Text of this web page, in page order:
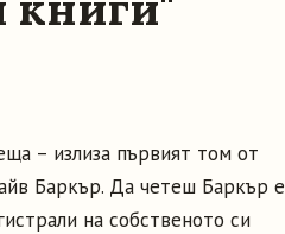
– излиза първият том от
Баркър. Да четеш Баркър е
на собственото си